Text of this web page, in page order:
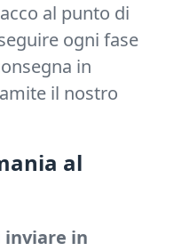
al punto di
ogni fase
in
il nostro
al
inviare in